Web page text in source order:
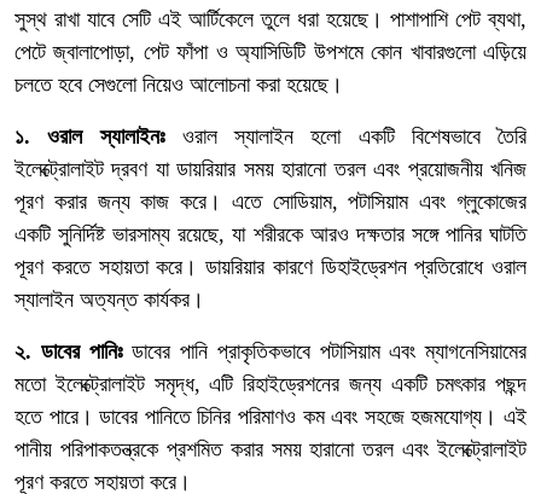
সুস্থ রাখা যাবে সেটি এই আর্টিকেলে তুলে ধরা হয়েছে। পাশাপাশি পেট ব্যথা,
পেটে জ্বালাপোড়া, পেট ফাঁপা ও অ্যাসিডিটি উপশমে কোন খাবারগুলো এড়িয়ে
চলতে হবে সেগুলো নিয়েও আলোচনা করা হয়েছে।
১. ওরাল স্যালাইনঃওরাল স্যালাইন হলো একটি বিশেষভাবে তৈরি
ইলেক্ট্রোলাইট দ্রবণ যা ডায়রিয়ার সময় হারানো তরল এবং প্রয়োজনীয় খনিজ
পূরণ করার জন্য কাজ করে। এতে সোডিয়াম, পটাসিয়াম এবং গ্লুকোজের
একটি সুনির্দিষ্ট ভারসাম্য রয়েছে, যা শরীরকে আরও দক্ষতার সঙ্গে পানির ঘাটতি
পূরণ করতে সহায়তা করে। ডায়রিয়ার কারণে ডিহাইড্রেশন প্রতিরোধে ওরাল
স্যালাইন অত্যন্ত কার্যকর।
২. ডাবের পানিঃডাবের পানি প্রাকৃতিকভাবে পটাসিয়াম এবং ম্যাগনেসিয়ামের
মতো ইলেক্ট্রোলাইট সমৃদ্ধ, এটি রিহাইড্রেশনের জন্য একটি চমৎকার পছন্দ
হতে পারে। ডাবের পানিতে চিনির পরিমাণও কম এবং সহজে হজমযোগ্য। এই
পানীয় পরিপাকতন্ত্রকে প্রশমিত করার সময় হারানো তরল এবং ইলেক্ট্রোলাইট
পূরণ করতে সহায়তা করে।